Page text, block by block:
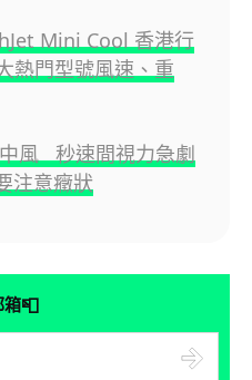
Mini Cool 香港行
熱門型號風速、重
風 秒速間視力急劇
注意癥狀
箱📮